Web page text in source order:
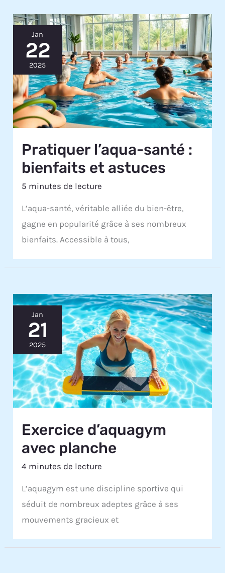
Jan
22
2025
Pratiquer l’aqua-santé :
bienfaits et astuces
5 minutes de lecture
L’aqua-santé, véritable alliée du bien-être,
gagne en popularité grâce à ses nombreux
bienfaits. Accessible à tous,
Jan
21
2025
Exercice d’aquagym
avec planche
4 minutes de lecture
L’aquagym est une discipline sportive qui
séduit de nombreux adeptes grâce à ses
mouvements gracieux et